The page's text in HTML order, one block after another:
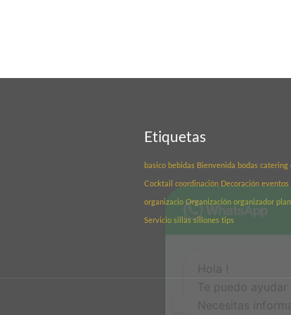
Etiquetas
basico bebidas Bienvenida bodas catering
Cocktail coordinación Decoración eventos
organizacio Organización organizador
Servicio sillas sillones tips
Hola !
Te puedo ayudar
Necesitas